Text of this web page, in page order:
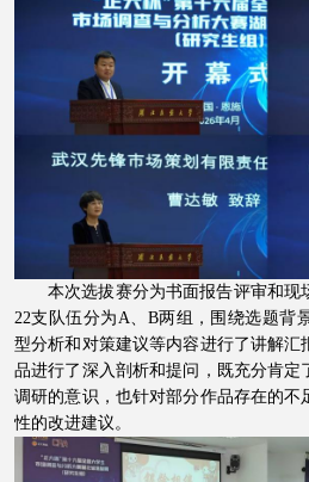
本次选拔赛分为书面报告评审和现
22支队伍分为A、 B两组，围绕选题背
型分析和对策建议等内容进行了讲解汇
品进行了深入剖析和提问，既充分肯定
调研的意识，也针对部分作品存在的不
性的改进建议。